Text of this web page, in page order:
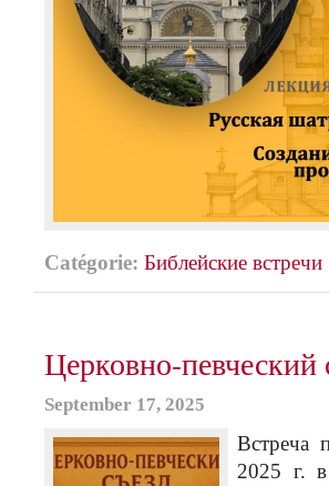
Catégorie: Библейские встречи
Церковно-певческий
September 17, 2025
Встреча
2025 г.